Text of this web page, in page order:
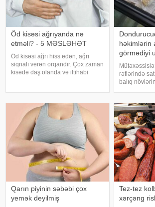
Öd kisəsi ağrıyanda nə
etməli? - 5 MƏSLƏHƏT
Öd kisəsi ağrı hiss edən, ağrı
siqnalı verən orqandır. Çox zaman
kisədə daş olanda və iltihabi
bu zaman hətta ağrıkəsic
həkimlərin
görmədiyi
rəflərində
balıq
görünür.
xəbər verir
Qarın piyinin səbəbi çox
yemək deyilmiş
Tez-tez
xərçəng